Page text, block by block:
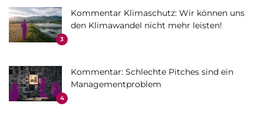
3
Kommentar Klimaschutz: Wir können uns
den Klimawandel nicht mehr leisten!
4
Kommentar: Schlechte Pitches sind ein
Managementproblem